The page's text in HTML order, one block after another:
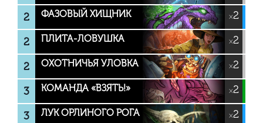
2 ФАЗОВЫЙ ХИЩНИК ×2
2 ПЛИТА-ЛОВУШКА ×2
2 ОХОТНИЧЬЯ УЛОВКА ×2
3 КОМАНДА «ВЗЯТЬ!» ×2
3 ЛУК ОРЛИНОГО РОГА ×2